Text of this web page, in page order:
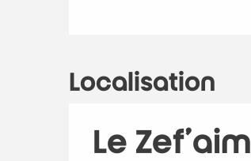
Localisation
Le Zef'aim